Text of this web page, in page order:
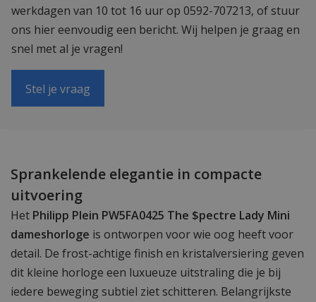
werkdagen van 10 tot 16 uur op 0592-707213, of stuur
ons hier eenvoudig een bericht. Wij helpen je graag en
snel met al je vragen!
Stel je vraag
Sprankelende elegantie in compacte
uitvoering
Het Philipp Plein PW5FA0425 The $pectre Lady Mini
dameshorloge is ontworpen voor wie oog heeft voor
detail. De frost-achtige finish en kristalversiering geven
dit kleine horloge een luxueuze uitstraling die je bij
iedere beweging subtiel ziet schitteren. Belangrijkste